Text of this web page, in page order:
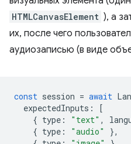
HTMLCanvasElement ), а
их, после чего
аудиозаписью (в виде
const session = await
expectedInputs :
[
{ type : "text" ,
{ type : "audio"
},